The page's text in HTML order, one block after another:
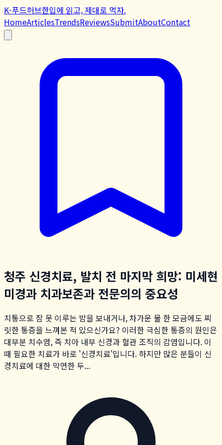
K-푸드허브한입에 읽고, 제대로 먹자.
HomeArticlesTrendsReviewsSubmitAboutContact
청주 신경치료, 발치 전 마지막 희망: 미세현
미경과 치과보존과 전문의의 중요성
치통으로 잠 못 이루는 밤을 보내거나, 차가운 물 한 모금에도 찌
릿한 통증을 느껴본 적 있으신가요? 이러한 극심한 통증의 원인은
대부분 치수염, 즉 치아 내부 신경과 혈관 조직의 감염입니다. 이
때 필요한 치료가 바로 '신경치료'입니다. 하지만 많은 분들이 신
경치료에 대한 막연한 두...